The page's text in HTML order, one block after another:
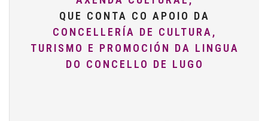
QUE CONTA CO APOIO DA
CONCELLERÍA DE CULTURA,
TURISMO E PROMOCIÓN DA LINGUA
DO CONCELLO DE LUGO